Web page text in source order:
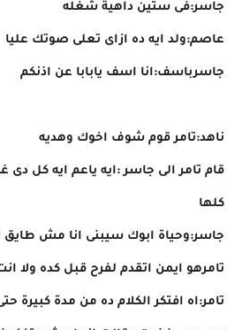
جاسر:فى ستين داهية شغله
عاصم:ولد ايه ده ازاى تعلى صوتك عليا
جاسرباسف:انا اسف يابابا عن اذنكم
ناهد:تامر قوم شوف اخوك وهديه
قام تامر الى جاسر :ايه ياعم ايه كل دى
كلها
جاسر:وحياة ابوك سيبنى انا مش
تامرهو ايمن اتقدم لفرح قبل كده ولا
تامر:اه افتكر الكلام ده من مدة كبيرة